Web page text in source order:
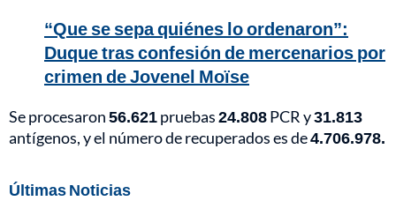
“Que se sepa quiénes lo ordenaron”:
Duque tras confesión de mercenarios por
crimen de Jovenel Moïse
Se procesaron56.621pruebas24.808PCR y31.813
antígenos, y el número de recuperados es de4.706.978.
Últimas Noticias